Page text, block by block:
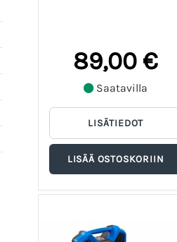
89,00 €
Saatavilla